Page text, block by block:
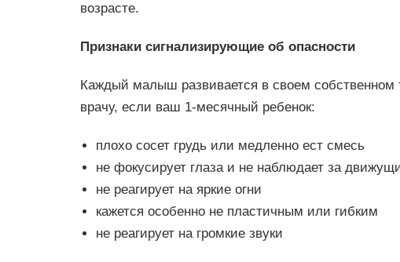
возрасте.
Признаки сигнализирующие об опасности
Каждый малыш развивается в своем собственном
врачу, если ваш 1-месячный ребенок:
плохо сосет грудь или медленно ест смесь
не фокусирует глаза и не наблюдает за
не реагирует на яркие огни
кажется особенно не пластичным или гибким
не реагирует на громкие звуки